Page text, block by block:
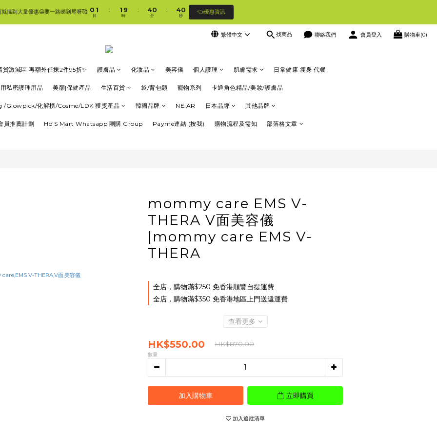
🛍香港購物滿$250免順豐自提櫃🚛 | 香港滿$350/澳門滿$499即免運費直接送上門 🥰
搵到大量優惠😀要一路睇到尾呀🥰 0 1
0
日
:
1
0
9
8
0
時
:
4
3
0
分
:
3
2
8
7
6
1
秒
👈優惠資訊
繁體中文 找商品 聯絡我們 會員登入 購物車(0)
貨激減區 再額外任揀2件95折✨ 護膚品 化妝品 美容儀 個人護理 肌膚需求 日常健康 瘦身 代餐
私密護理用品 美顏|保健產品 生活百貨 袋/背包類 寵物系列 卡通角色精品/美妝/護膚品
/Glowpick/化解榜/Cosme/LDK 獲獎產品 韓國品牌 NE:AR 日本品牌 其他品牌
員推薦計劃 Ho'S Mart Whatsapp 團購 Group Payme連結 (按我) 購物流程及需知 部落格文章
mommy care EMS V-
THERA V面美容儀
|mommy care EMS V-
THERA
全店，購物滿$250 免香港順豐自提運費
全店，購物滿$350 免香港地區上門送遞運費
查看更多
HK$550.00 HK$870.00
數量
加入購物車 立即購買
加入追蹤清單
立即購買